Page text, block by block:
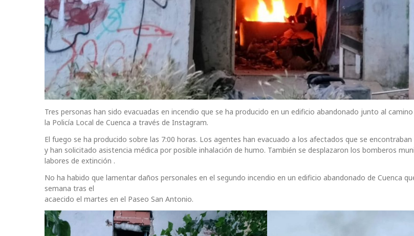
Tres personas han sido evacuadas en incendio que se ha producido en un edificio abandonado junto al
la Policía Local de Cuenca a través de Instagram.
El fuego se ha producido sobre las 7:00 horas. Los agentes han evacuado a los afectados que se
y han solicitado asistencia médica por posible inhalación de humo. También se desplazaron los bomberos
labores de extinción .
No ha habido que lamentar daños personales en el segundo incendio en un edificio abandonado de Cuenca
semana tras el
acaecido el martes en el Paseo San Antonio.